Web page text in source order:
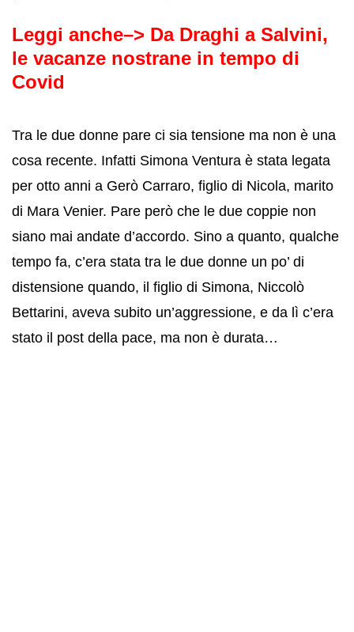
Leggi anche–> Da Draghi a Salvini,
le vacanze nostrane in tempo di
Covid
Tra le due donne pare ci sia tensione ma non è una
cosa recente. Infatti Simona Ventura è stata legata
per otto anni a Gerò Carraro, figlio di Nicola, marito
di Mara Venier. Pare però che le due coppie non
siano mai andate d’accordo. Sino a quanto, qualche
tempo fa, c’era stata tra le due donne un po’ di
distensione quando, il figlio di Simona, Niccolò
Bettarini, aveva subito un’aggressione, e da lì c’era
stato il post della pace, ma non è durata…